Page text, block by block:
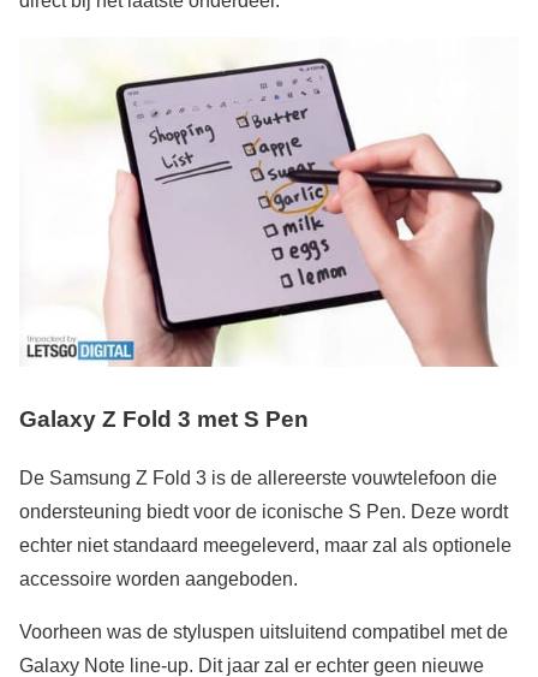
Galaxy Z Fold 3 met S Pen
De Samsung Z Fold 3 is de allereerste vouwtelefoon die
ondersteuning biedt voor de iconische S Pen. Deze wordt
echter niet standaard meegeleverd, maar zal als optionele
accessoire worden aangeboden.
Voorheen was de styluspen uitsluitend compatibel met de
Galaxy Note line-up. Dit jaar zal er echter geen nieuwe